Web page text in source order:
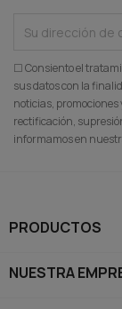
☐ Consiento el
sus datos con la
noticias, promociones
rectificación,
informamos en
PRODUCTOS
NUESTRA